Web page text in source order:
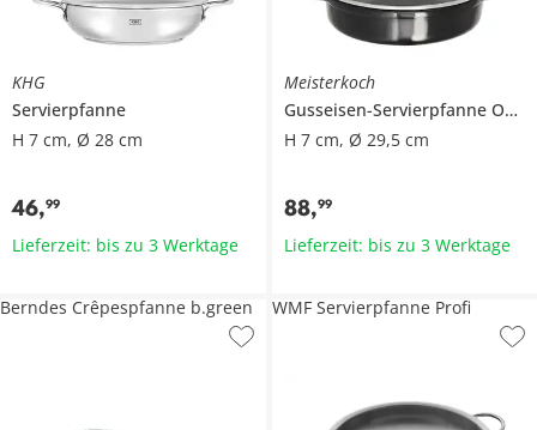
KHG
Servierpfanne
H 7 cm, Ø 28 cm
46,99
Lieferzeit: bis zu 3 Werktage
Meisterkoch
Gusseisen-Servierpfanne OPUS
H 7 cm, Ø 29,5 cm
88,99
Lieferzeit: bis zu 3 Werktage
Berndes Crêpespfanne b.green WMF Servierpfanne Profi